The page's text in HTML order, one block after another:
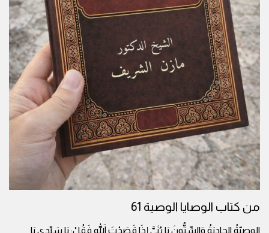
من كتاب الوصايا الوصية 61
الوصيّةُ الحادِيَةُ وَالسِّتُّونَ يَا بُنَيَّ إِذَا قَصَدْتَ اللهَ فَقُلْ: يَا سَيِّدِي يَا